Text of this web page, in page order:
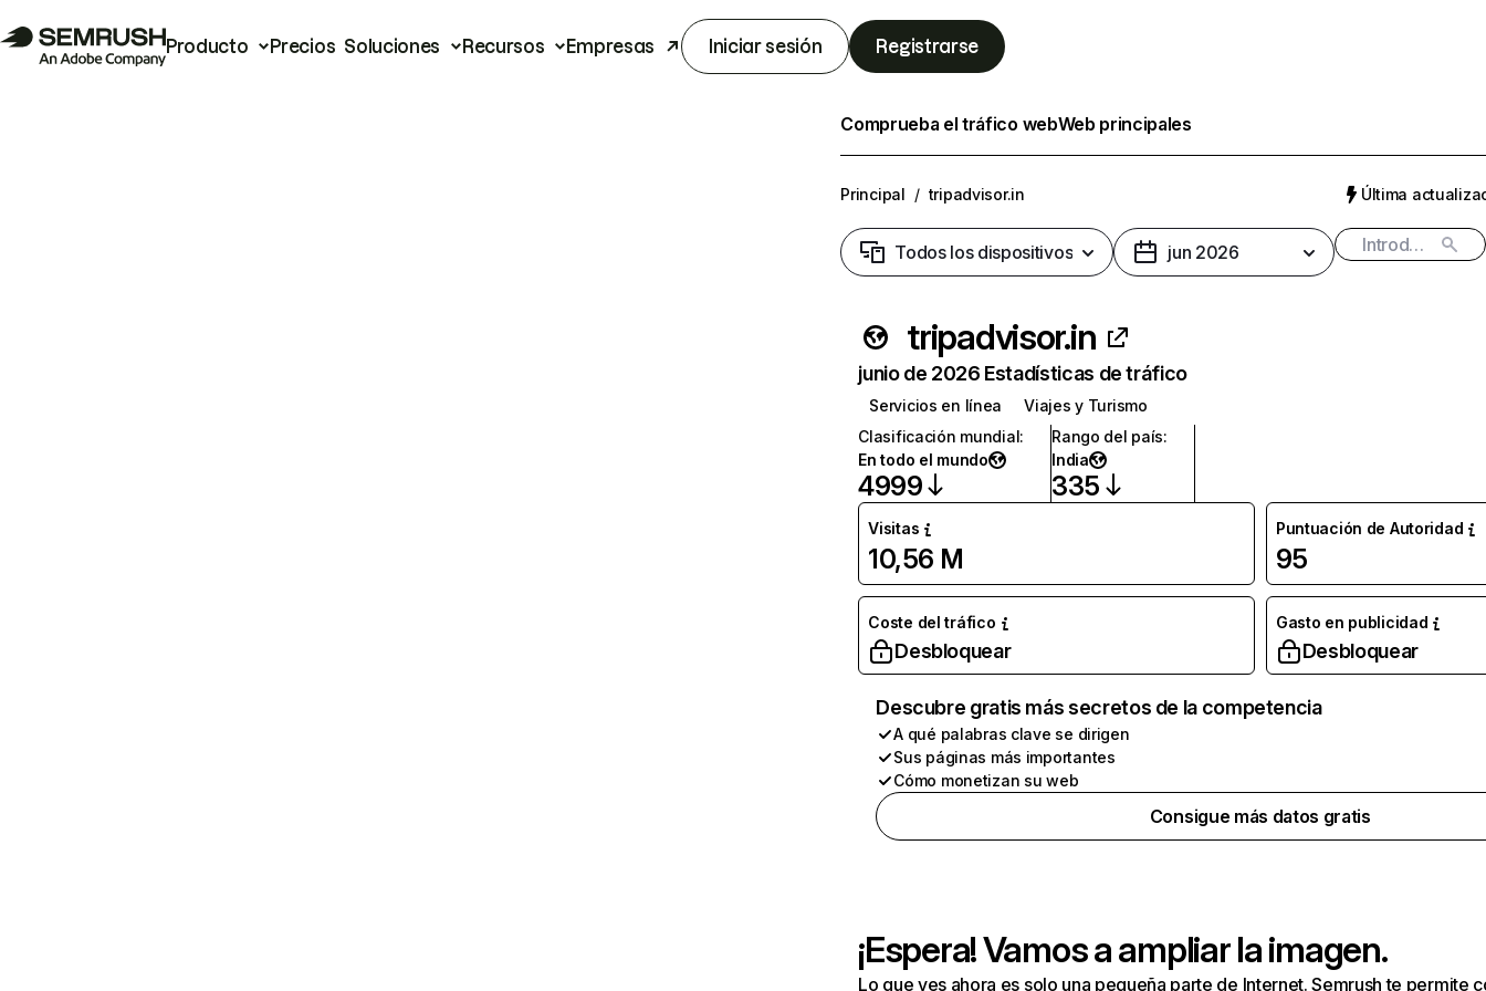
Producto Precios Soluciones Recursos Empresas Iniciar sesión Registrarse
Comprueba el tráfico webWeb principales
Principal / tripadvisor.in Última
Todos los dispositivos jun 2026
tripadvisor.in
junio de 2026 Estadísticas de tráfico
Servicios en línea
Viajes y Turismo
Clasificación mundial:
En todo el mundo
4999
Rango del país:
India
335
Visitas
10,56 M
Puntuación de Autoridad
95
Coste del tráfico
Desbloquear
Gasto en publicidad
Desbloquear
Descubre gratis más secretos de la competencia
A qué palabras clave se dirigen
Sus páginas más importantes
Cómo monetizan su web
Consigue más datos gratis
¡Espera! Vamos a ampliar la imagen.
Lo que ves ahora es solo una pequeña parte de Internet. Semrush te permite